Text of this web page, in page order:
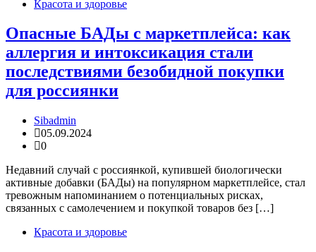
Красота и здоровье
Опасные БАДы с маркетплейса: как
аллергия и интоксикация стали
последствиями безобидной покупки
для россиянки
Sibadmin
05.09.2024
0
Недавний случай с россиянкой, купившей биологически
активные добавки (БАДы) на популярном маркетплейсе, стал
тревожным напоминанием о потенциальных рисках,
связанных с самолечением и покупкой товаров без […]
Красота и здоровье